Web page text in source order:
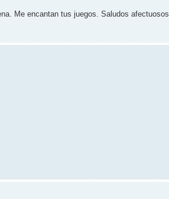
Me encantan tus juegos. Saludos afectuosos.